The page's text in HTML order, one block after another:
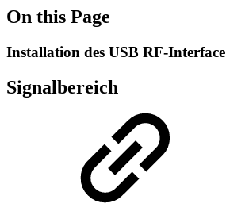
On this Page
Installation des USB RF-Interface
Signalbereich